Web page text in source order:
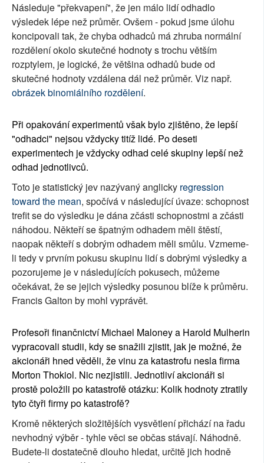
Následuje "překvapení", že jen málo lidí odhadlo
výsledek lépe než průměr. Ovšem - pokud jsme úlohu
koncipovali tak, že chyba odhadců má zhruba normální
rozdělení okolo skutečné hodnoty s trochu větším
rozptylem, je logické, že většina odhadů bude od
skutečné hodnoty vzdálena dál než průměr. Viz např.
obrázek binomiálního rozdělení.
Při opakování experimentů však bylo zjištěno, že lepší
"odhadci" nejsou vždycky titíž lidé. Po deseti
experimentech je vždycky odhad celé skupiny lepší než
odhad jednotlivců.
Toto je statistický jev nazývaný anglicky regression
toward the mean, spočívá v následující úvaze: schopnost
trefit se do výsledku je dána zčásti schopnostmi a zčásti
náhodou. Někteří se špatným odhadem měli štěstí,
naopak někteří s dobrým odhadem měli smůlu. Vzmeme-
li tedy v prvním pokusu skupinu lidí s dobrými výsledky a
pozorujeme je v následujících pokusech, můžeme
očekávat, že se jejich výsledky posunou blíže k průměru.
Francis Galton by mohl vyprávět.
Profesoři finančnictví Michael Maloney a Harold Mulherin
vypracovali studii, kdy se snažili zjistit, jak je možné, že
akcionáři hned věděli, že vinu za katastrofu nesla firma
Morton Thokiol. Nic nezjistili. Jednotliví akcionáři si
prostě položili po katastrofě otázku: Kolik hodnoty ztratily
tyto čtyři firmy po katastrofě?
Kromě některých složitějších vysvětlení přichází na řadu
nevhodný výběr - tyhle věci se občas stávají. Náhodně.
Budete-li dostatečně dlouho hledat, určitě jich hodně